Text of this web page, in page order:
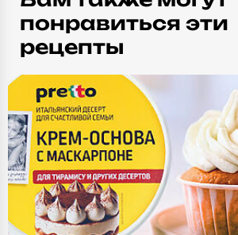
понравиться эти
рецепты